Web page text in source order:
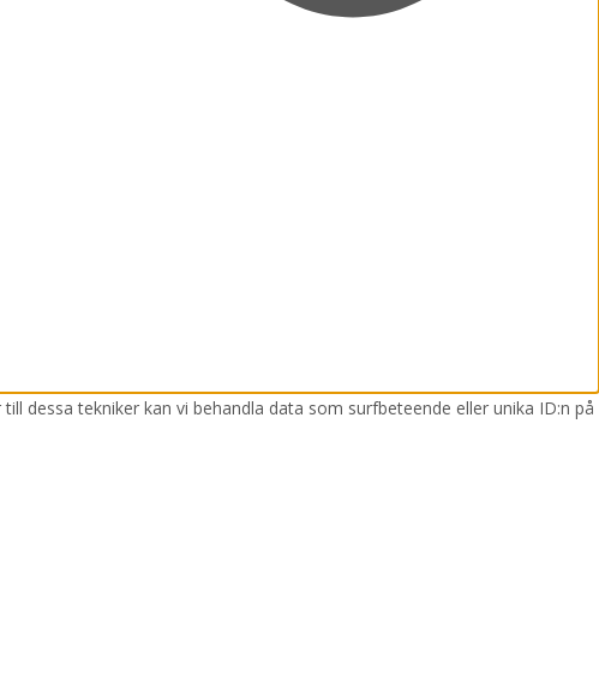
dessa tekniker kan vi behandla data som surfbeteende eller unika ID:n på